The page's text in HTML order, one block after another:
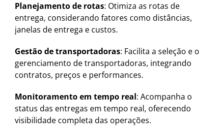
Planejamento de rotas: Otimiza as rotas de
entrega, considerando fatores como distâncias,
janelas de entrega e custos.
Gestão de transportadoras: Facilita a seleção e o
gerenciamento de transportadoras, integrando
contratos, preços e performances.
Monitoramento em tempo real: Acompanha o
status das entregas em tempo real, oferecendo
visibilidade completa das operações.